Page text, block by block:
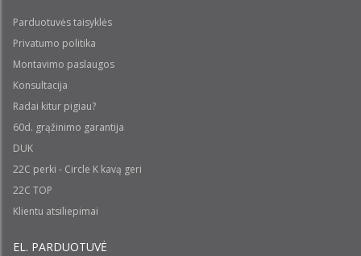
Parduotuvės taisyklės
Privatumo politika
Montavimo paslaugos
Konsultacija
Radai kitur pigiau?
60d. grąžinimo garantija
DUK
22C perki - Circle K kavą geri
22C TOP
Klientu atsiliepimai
EL. PARDUOTUVĖ